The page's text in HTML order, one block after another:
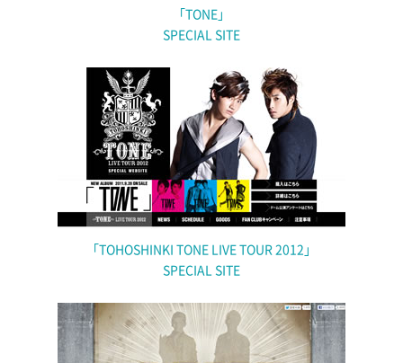
「TONE」
SPECIAL SITE
「TOHOSHINKI TONE LIVE TOUR 2012」
SPECIAL SITE